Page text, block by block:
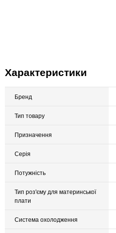
Характеристики
Бренд
Тип товару
Призначення
Серія
Потужність
Тип роз'єму для материнської
плати
Система охолодження